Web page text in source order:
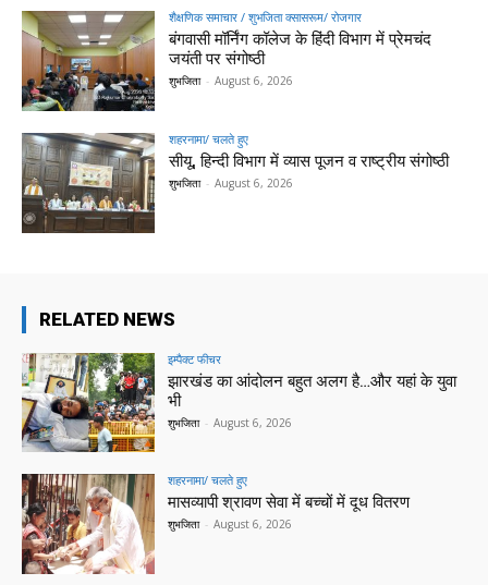
शैक्षणिक समाचार / शुभजिता क्सासरूम/ रोजगार
बंगवासी मॉर्निंग कॉलेज के हिंदी विभाग में प्रेमचंद
जयंती पर संगोष्ठी
शुभजिता - August 6, 2026
शहरनामा/ चलते हुए
सीयू, हिन्दी विभाग में व्यास पूजन व राष्ट्रीय संगोष्ठी
शुभजिता - August 6, 2026
RELATED NEWS
इम्पैक्ट फीचर
झारखंड का आंदोलन बहुत अलग है…और यहां के युवा
भी
शुभजिता - August 6, 2026
शहरनामा/ चलते हुए
मासव्यापी श्रावण सेवा में बच्चों में दूध वितरण
शुभजिता - August 6, 2026